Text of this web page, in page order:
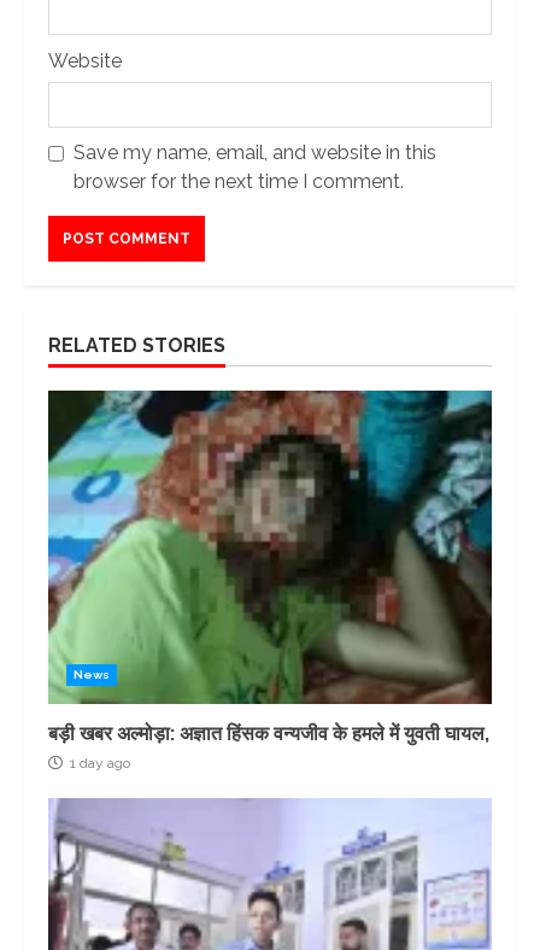
Website
Save my name, email, and website in this
browser for the next time I comment.
RELATED STORIES
News
बड़ी खबर अल्मोड़ा: अज्ञात हिंसक वन्यजीव के हमले में युवती घायल,
1 day ago